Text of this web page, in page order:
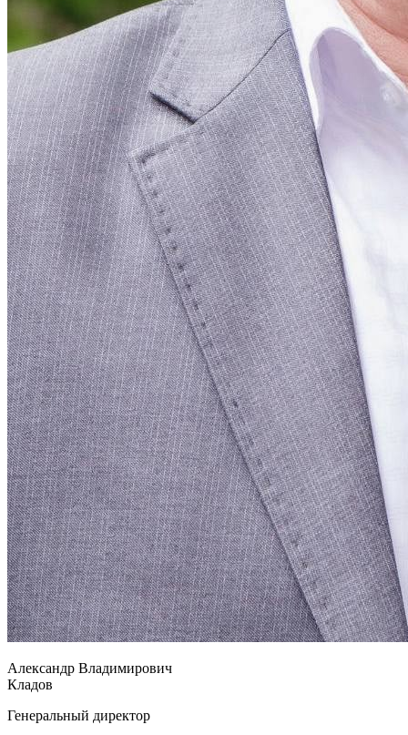
Александр Владимирович
Кладов
Генеральный директор